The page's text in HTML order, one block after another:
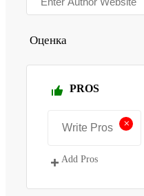
Оценка
PROS
+
Add Pros